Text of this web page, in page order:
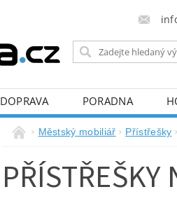
DOPRAVA PORADNA
Městský mobiliář Přístřešky
PŘÍSTŘEŠKY